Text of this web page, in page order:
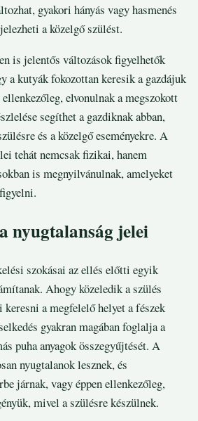
gyakori hányás vagy hasmenés
a közelgő szülést.
is jelentős változások figyelhetők
a kutyák fokozottan keresik a gazdájuk
elvonulnak a megszokott
segíthet a gazdiknak abban,
és a közelgő eseményekre. A
tehát nemcsak fizikai, hanem
is megnyilvánulnak, amelyeket
nyugtalanság jelei
szokásai az ellés előtti egyik
Ahogy közeledik a szülés
a megfelelő helyet a fészek
gyakran magában foglalja a
puha anyagok összegyűjtését. A
nyugtalanok lesznek, és
járnak, vagy éppen ellenkezőleg,
mivel a szülésre készülnek.